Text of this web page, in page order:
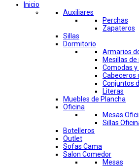
Inicio
Auxiliares
Perchas
Zapateros
Sillas
Dormitorio
Armarios
Mesillas de
Comodas
Cabeceros
Conjuntos
Literas
Muebles de Plancha
Oficina
Mesas
Sillas
Botelleros
Outlet
Sofas Cama
Salon Comedor
Mesas